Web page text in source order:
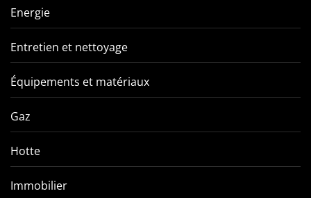
Energie
Entretien et nettoyage
Équipements et matériaux
Gaz
Hotte
Immobilier